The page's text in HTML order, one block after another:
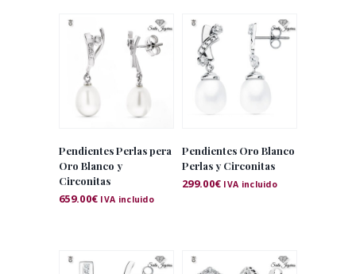
Pendientes Perlas pera
Oro Blanco y
Circonitas
659.00€ IVA incluido
Pendientes Oro Blanco
Perlas y Circonitas
299.00€ IVA incluido